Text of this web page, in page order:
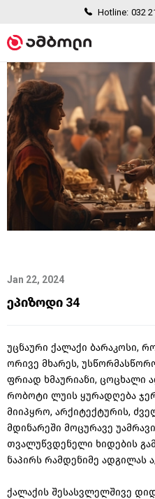
Hotline: 032
Jan 22, 2024
ეპიზოდი 34
უცნაური ქალაქი ბარაკოსი,
ორივე მხარეს,
ფრიად ხმაურიანი, ცოცხალი
რობოტი ლუის ყურადღება
მიიპყრო, არქიტექტურის,
მდინარეში მოცურავე
თვალუწვდენელი ხიდების
ნაპირს რამდენიმე ადგილას
ქალაქის შესასვლელშივე